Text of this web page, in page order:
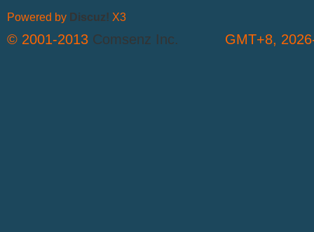
GMT+8,
Powered by Discuz! X3
© 2001-2013 Comsenz Inc.